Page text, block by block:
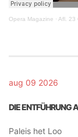
Opera Magazine · Afl. 23
aug 09 2026
DIE ENTFÜHRUNG
Paleis het Loo